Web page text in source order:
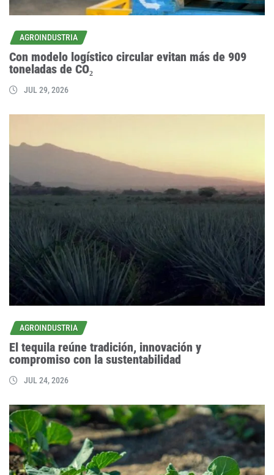
AGROINDUSTRIA
Con modelo logístico circular evitan más de 909
toneladas de CO₂
JUL 29, 2026
AGROINDUSTRIA
El tequila reúne tradición, innovación y
compromiso con la sustentabilidad
JUL 24, 2026